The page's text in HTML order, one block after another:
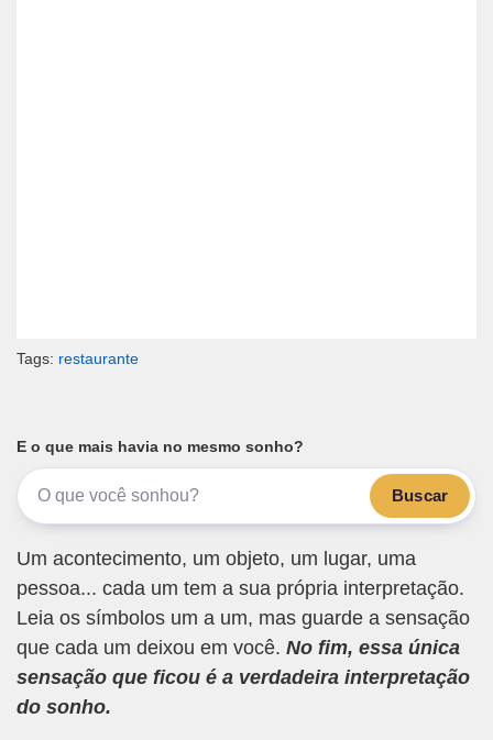
Tags: restaurante
E o que mais havia no mesmo sonho?
Buscar
Um acontecimento, um objeto, um lugar, uma
pessoa... cada um tem a sua própria interpretação.
Leia os símbolos um a um, mas guarde a sensação
que cada um deixou em você. No fim, essa única
sensação que ficou é a verdadeira interpretação
do sonho.